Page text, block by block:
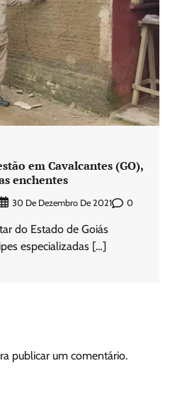
em Cavalcantes (GO),
enchentes
30 De Dezembro De 2021 0
do Estado de Goiás
especializadas […]
publicar um comentário.